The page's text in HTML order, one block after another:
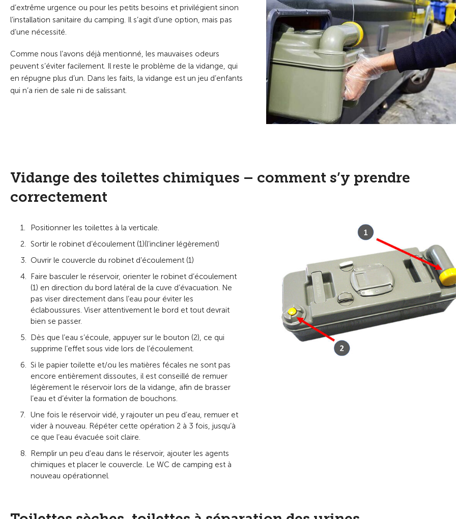
d’extrême urgence ou pour les petits besoins et privilégient sinon
l’installation sanitaire du camping. Il s’agit d’une option, mais pas
d’une nécessité.
Comme nous l’avons déjà mentionné, les mauvaises odeurs
peuvent s’éviter facilement. Il reste le problème de la vidange, qui
en répugne plus d’un. Dans les faits, la vidange est un jeu d’enfants
qui n’a rien de sale ni de salissant.
Vidange des toilettes chimiques – comment s’y prendre
correctement
Positionner les toilettes à la verticale.
Sortir le robinet d’écoulement (1)(l’incliner légèrement)
Ouvrir le couvercle du robinet d’écoulement (1)
Faire basculer le réservoir, orienter le robinet d’écoulement
(1) en direction du bord latéral de la cuve d’évacuation. Ne
pas viser directement dans l’eau pour éviter les
éclaboussures. Viser attentivement le bord et tout devrait
bien se passer.
Dès que l’eau s’écoule, appuyer sur le bouton (2), ce qui
supprime l’effet sous vide lors de l’écoulement.
Si le papier toilette et/ou les matières fécales ne sont pas
encore entièrement dissoutes, il est conseillé de remuer
légèrement le réservoir lors de la vidange, afin de brasser
l’eau et d’éviter la formation de bouchons.
Une fois le réservoir vidé, y rajouter un peu d’eau, remuer et
vider à nouveau. Répéter cette opération 2 à 3 fois, jusqu’à
ce que l’eau évacuée soit claire.
Remplir un peu d’eau dans le réservoir, ajouter les agents
chimiques et placer le couvercle. Le WC de camping est à
nouveau opérationnel.